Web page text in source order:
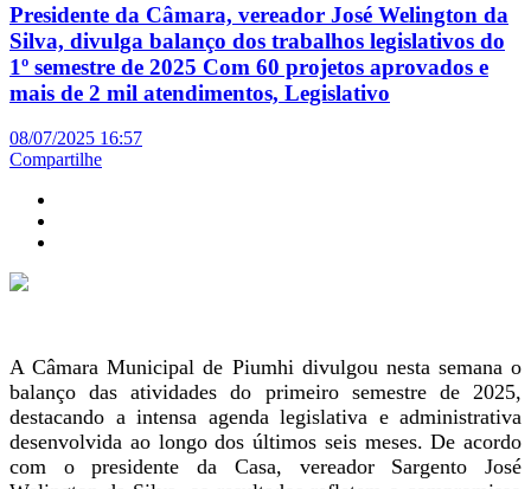
Presidente da Câmara, vereador José Welington da
Silva, divulga balanço dos trabalhos legislativos do
1º semestre de 2025 Com 60 projetos aprovados e
mais de 2 mil atendimentos, Legislativo
08/07/2025 16:57
Compartilhe
A Câmara Municipal de Piumhi divulgou nesta semana o
balanço das atividades do primeiro semestre de 2025,
destacando a intensa agenda legislativa e administrativa
desenvolvida ao longo dos últimos seis meses. De acordo
com o presidente da Casa, vereador Sargento José